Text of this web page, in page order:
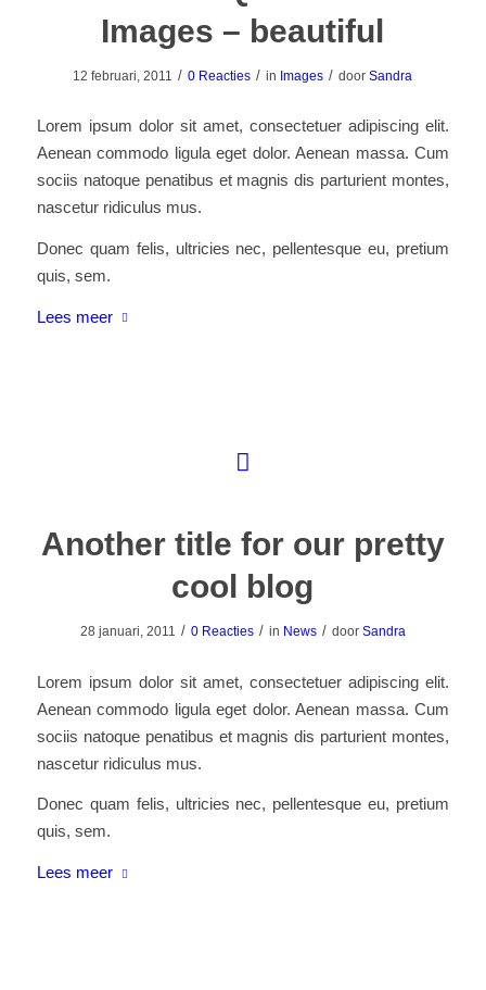
Images – beautiful
12 februari, 2011 / 0 Reacties / in Images / doorSandra
Lorem ipsum dolor sit amet, consectetuer adipiscing elit.
Aenean commodo ligula eget dolor. Aenean massa. Cum
sociis natoque penatibus et magnis dis parturient montes,
nascetur ridiculus mus.
Donec quam felis, ultricies nec, pellentesque eu, pretium
quis, sem.
Lees meer
Another title for our pretty
cool blog
28 januari, 2011 / 0 Reacties / in News / door Sandra
Lorem ipsum dolor sit amet, consectetuer adipiscing elit.
Aenean commodo ligula eget dolor. Aenean massa. Cum
sociis natoque penatibus et magnis dis parturient montes,
nascetur ridiculus mus.
Donec quam felis, ultricies nec, pellentesque eu, pretium
quis, sem.
Lees meer